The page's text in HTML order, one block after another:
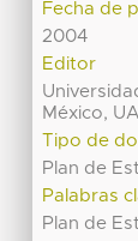
Fecha de
2004
Editor
México,
Tipo de
Plan de
Palabras
Plan de